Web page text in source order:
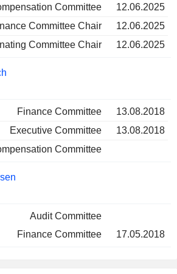
Committee
12.06.2025
Committee Chair
12.06.2025
Committee Chair
12.06.2025
Finance Committee
13.08.2018
Executive Committee
13.08.2018
Committee
Audit Committee
Finance Committee
17.05.2018